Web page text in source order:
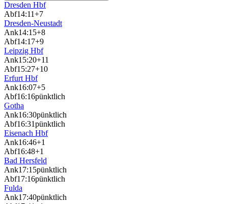
Dresden Hbf
Abf14:11+7
Dresden-Neustadt
Ank14:15+8
Abf14:17+9
Leipzig Hbf
Ank15:20+11
Abf15:27+10
Erfurt Hbf
Ank16:07+5
Abf16:16pünktlich
Gotha
Ank16:30pünktlich
Abf16:31pünktlich
Eisenach Hbf
Ank16:46+1
Abf16:48+1
Bad Hersfeld
Ank17:15pünktlich
Abf17:16pünktlich
Fulda
Ank17:40pünktlich